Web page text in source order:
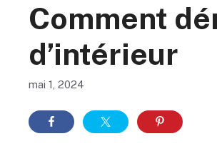
Comment
d’intérieur
mai 1, 2024